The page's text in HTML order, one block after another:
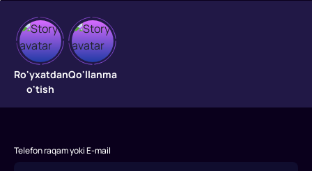
Yolg'on
meros
Sobiq
Martin
Ro'yxatdan
o'tish
Qo'llanma
Telefon raqam yoki E-mail